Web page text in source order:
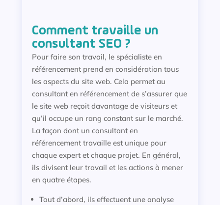
Comment travaille un
consultant SEO ?
Pour faire son travail, le spécialiste en
référencement prend en considération tous
les aspects du site web. Cela permet au
consultant en référencement de s’assurer que
le site web reçoit davantage de visiteurs et
qu’il occupe un rang constant sur le marché.
La façon dont un consultant en
référencement travaille est unique pour
chaque expert et chaque projet. En général,
ils divisent leur travail et les actions à mener
en quatre étapes.
Tout d’abord, ils effectuent une analyse